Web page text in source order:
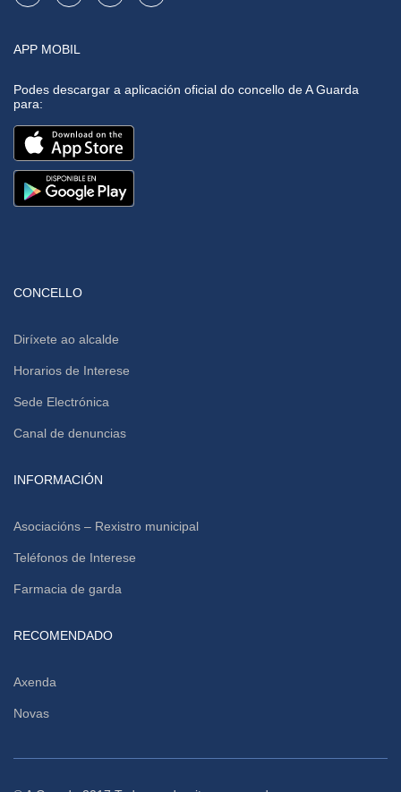
APP MOBIL
Podes descargar a aplicación oficial do concello de A Guarda
para:
CONCELLO
Diríxete ao alcalde
Horarios de Interese
Sede Electrónica
Canal de denuncias
INFORMACIÓN
Asociacións – Rexistro municipal
Teléfonos de Interese
Farmacia de garda
RECOMENDADO
Axenda
Novas